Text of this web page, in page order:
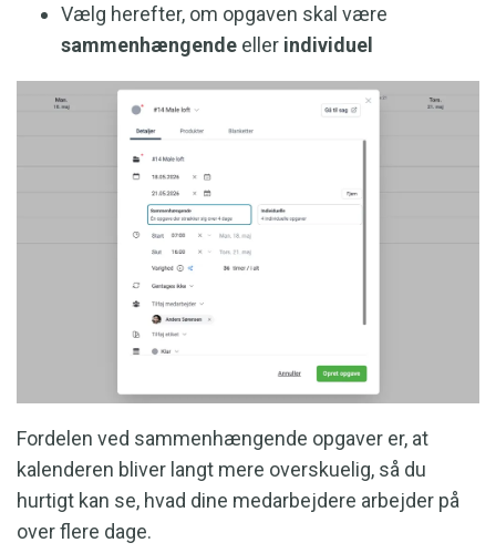
Vælg herefter, om opgaven skal være
sammenhængende eller individuel
Fordelen ved sammenhængende opgaver er, at
kalenderen bliver langt mere overskuelig, så du
hurtigt kan se, hvad dine medarbejdere arbejder på
over flere dage.